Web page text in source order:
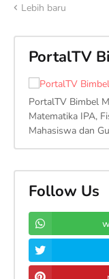
Lebih baru
PortalTV
PortalTV Bimbel
Matematika IPA,
Mahasiswa dan
Follow Us